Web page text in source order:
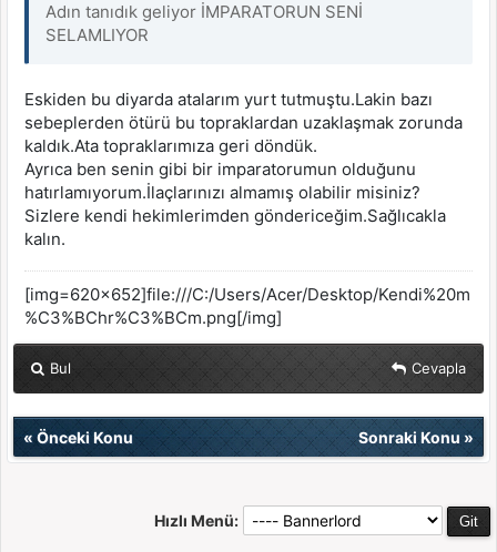
Adın tanıdık geliyor İMPARATORUN SENİ
SELAMLIYOR
Eskiden bu diyarda atalarım yurt tutmuştu.Lakin bazı
sebeplerden ötürü bu topraklardan uzaklaşmak zorunda
kaldık.Ata topraklarımıza geri döndük.
Ayrıca ben senin gibi bir imparatorumun olduğunu
hatırlamıyorum.İlaçlarınızı almamış olabilir misiniz?
Sizlere kendi hekimlerimden göndericeğim.Sağlıcakla
kalın.
[img=620x652]file:///C:/Users/Acer/Desktop/Kendi%20m
%C3%BChr%C3%BCm.png[/img]
Bul Cevapla
« Önceki Konu Sonraki Konu»
Hızlı Menü: